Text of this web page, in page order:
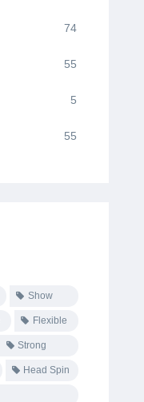
74
55
5
55
Show
Flexible
Strong
Head Spin